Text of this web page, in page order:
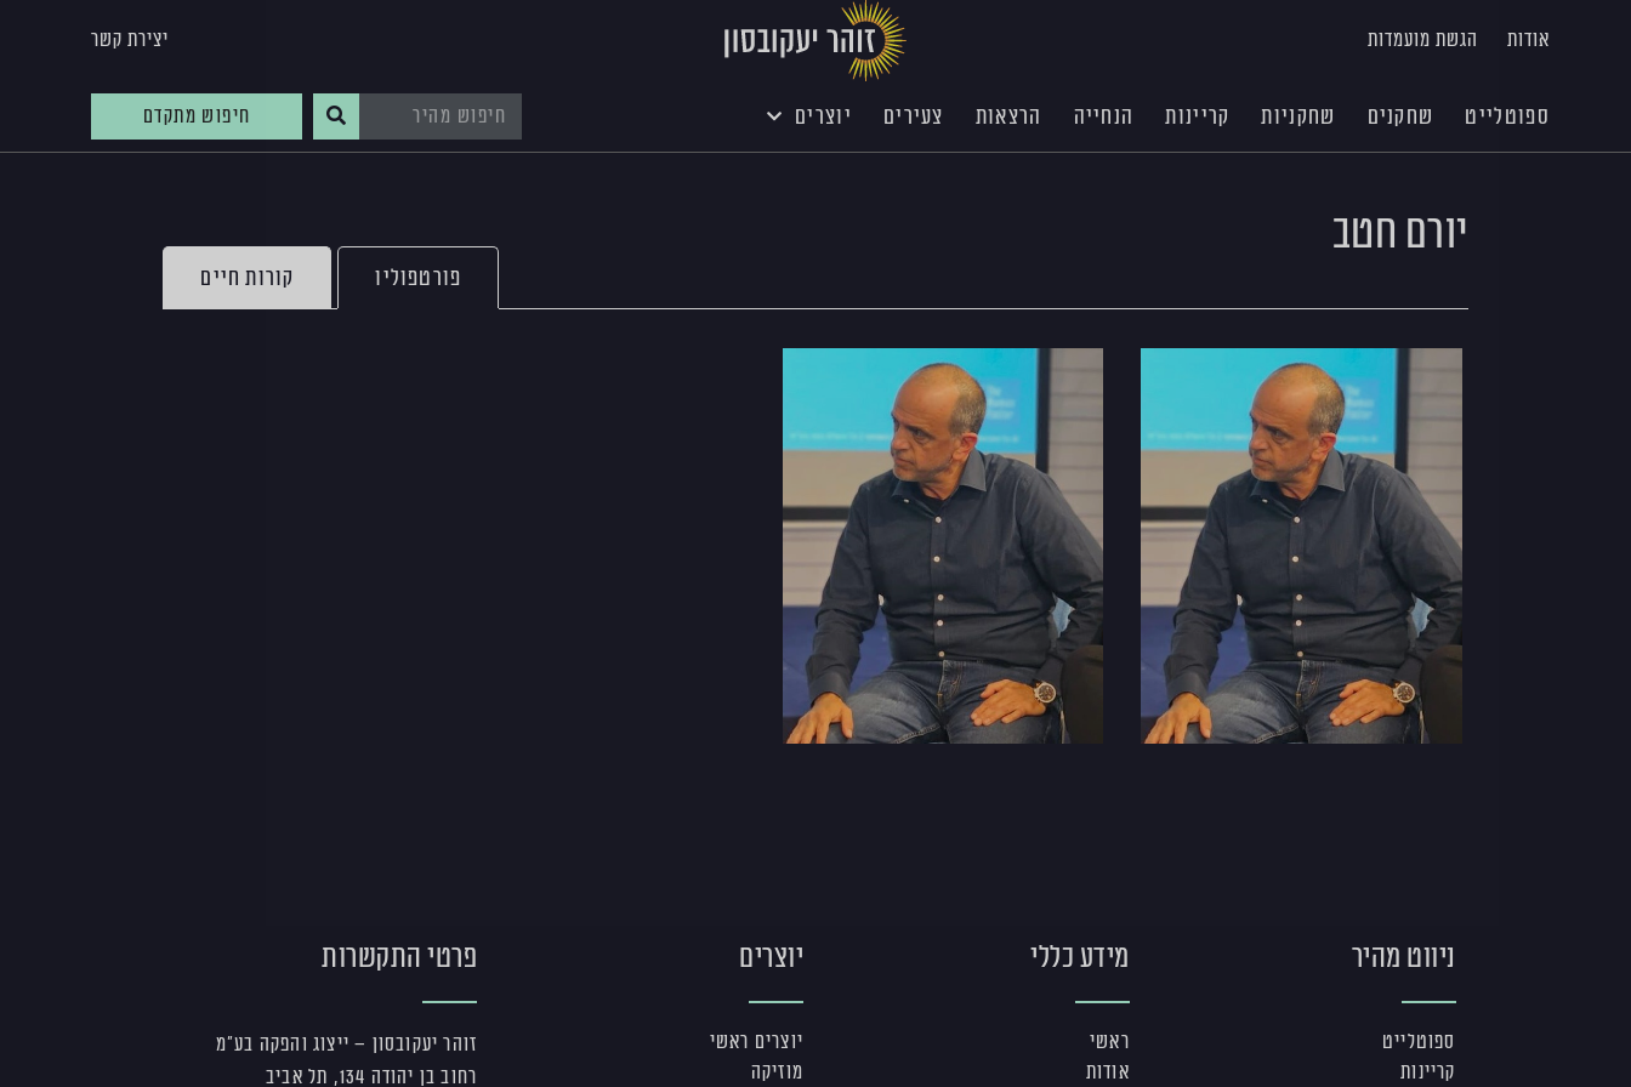
אודות הגשת מועמדות יצירת קשר
ספוטלייט שחקנים שחקניות קריינות הנחייה הרצאות צעירים יוצרים חיפוש מתקדם
יורם חטב
פורטפוליו קורות חיים
ניווט מהיר
ספוטלייט
קריינות
מידע כללי
ראשי
אודות
יוצרים
יוצרים ראשי
מוזיקה
פרטי התקשרות
זוהר יעקובסון – ייצוג והפקה בע"מ
רחוב בן יהודה 134, תל אביב